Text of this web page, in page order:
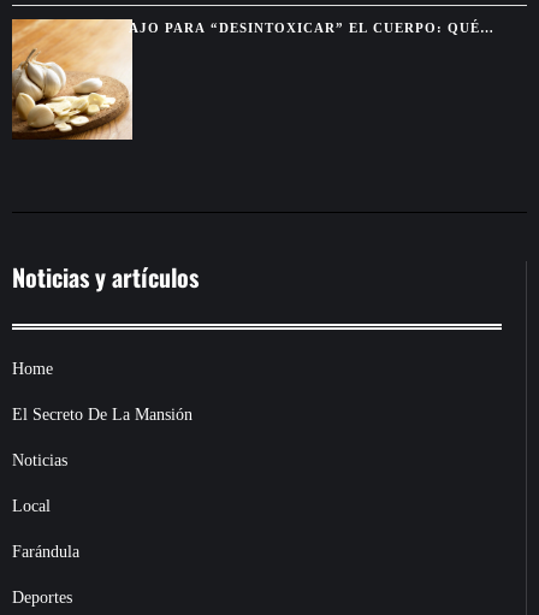
AJO PARA “DESINTOXICAR” EL CUERPO: QUÉ
Noticias y artículos
Home
El Secreto De La Mansión
Noticias
Local
Farándula
Deportes